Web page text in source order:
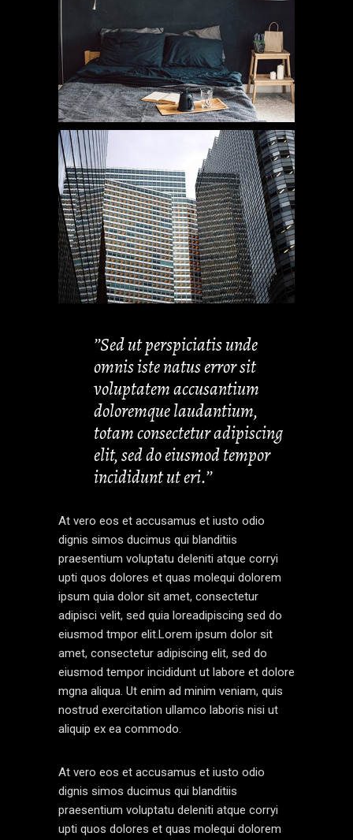
’’Sed ut perspiciatis unde
omnis iste natus error sit
voluptatem accusantium
doloremque laudantium,
totam consectetur adipiscing
elit, sed do eiusmod tempor
incididunt ut eri.’’
At vero eos et accusamus et iusto odio
dignis simos ducimus qui blanditiis
praesentium voluptatu deleniti atque corryi
upti quos dolores et quas molequi dolorem
ipsum quia dolor sit amet, consectetur
adipisci velit, sed quia loreadipiscing sed do
eiusmod tmpor elit.Lorem ipsum dolor sit
amet, consectetur adipiscing elit, sed do
eiusmod tempor incididunt ut labore et dolore
mgna aliqua. Ut enim ad minim veniam, quis
nostrud exercitation ullamco laboris nisi ut
aliquip ex ea commodo.
At vero eos et accusamus et iusto odio
dignis simos ducimus qui blanditiis
praesentium voluptatu deleniti atque corryi
upti quos dolores et quas molequi dolorem